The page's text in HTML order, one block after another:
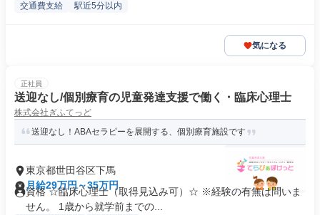
交通費支給 駅近5分以内
気になる
正社員
送迎なし/個別療育の児童発達支援で働く・臨床心理士
株式会社ぎふてっど
送迎なし！ABAセラピーを展開する、個別療育施設です
東京都世田谷区下馬
月給29万円～35万円
資格 ☆臨床心理士（取得見込み可）☆ ※経験の有無は問いま
せん。 1歳から就学前までの...